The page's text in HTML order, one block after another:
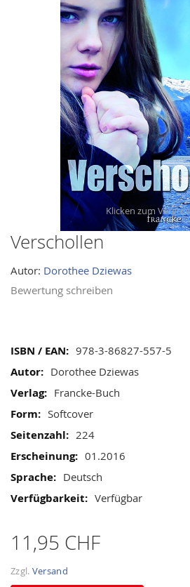
Verschollen
Autor: Dorothee Dziewas
Bewertung schreiben
Mehr
Informationen
978-3-86827-557-5
Dorothee Dziewas
Francke-Buch
Softcover
224
01.2016
Deutsch
Verfügbar
11,95 CHF
Zzgl. Versand
Skip
the
beginning
gallery